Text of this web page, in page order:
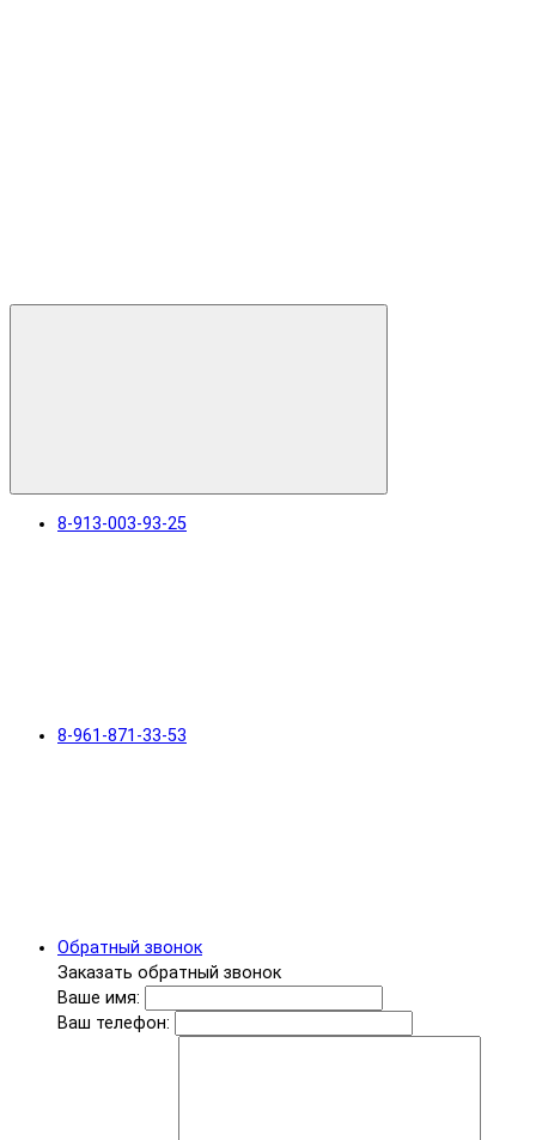
8-913-003-93-25
8-961-871-33-53
Обратный звонок
Заказать обратный звонок
Ваше имя:
Ваш телефон: